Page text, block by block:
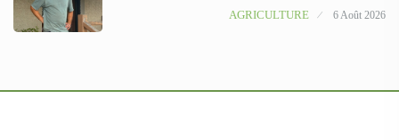
AGRICULTURE
6 Août 2026